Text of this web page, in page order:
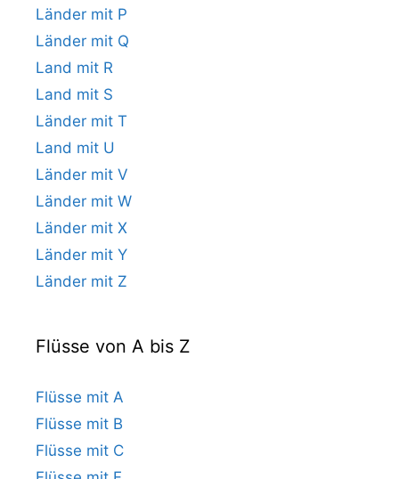
Länder mit P
Länder mit Q
Land mit R
Land mit S
Länder mit T
Land mit U
Länder mit V
Länder mit W
Länder mit X
Länder mit Y
Länder mit Z
Flüsse von A bis Z
Flüsse mit A
Flüsse mit B
Flüsse mit C